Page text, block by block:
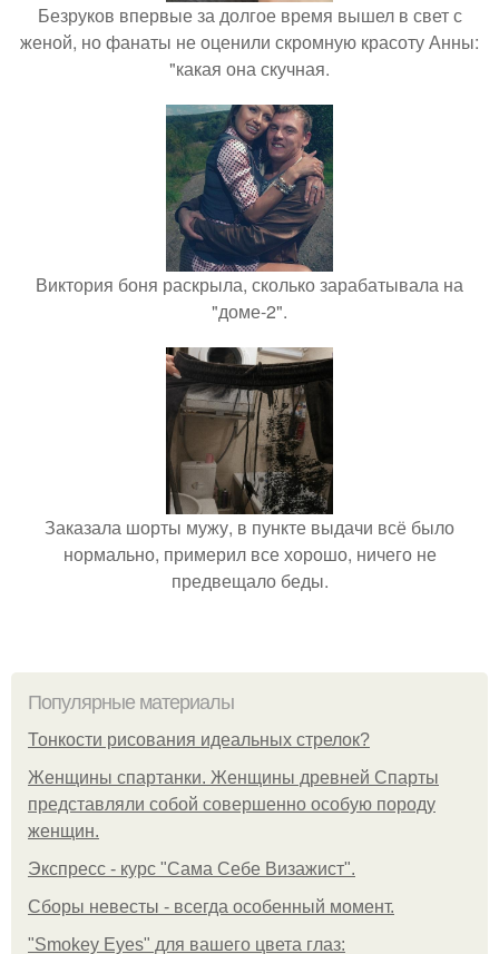
Безруков впервые за долгое время вышел в свет с
женой, но фанаты не оценили скромную красоту Анны:
"какая она скучная.
Виктория боня раскрыла, сколько зарабатывала на
"доме-2".
Заказала шорты мужу, в пункте выдачи всё было
нормально, примерил все хорошо, ничего не
предвещало беды.
Популярные материалы
Тонкости рисования идеальных стрелок?
Женщины спартанки. Женщины древней Спарты
представляли собой совершенно особую породу
женщин.
Экспресс - курс "Сама Себе Визажист".
Сборы невесты - всегда особенный момент.
"Smokey Eyes" для вашего цвета глаз: